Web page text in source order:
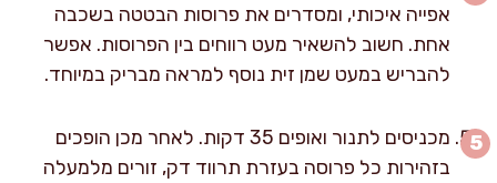
אפייה איכותי, ומסדרים את פרוסות הבטטה בשכבה
אחת. חשוב להשאיר מעט רווחים בין הפרוסות. אפשר
להבריש במעט שמן זית נוסף למראה מבריק במיוחד.
מכניסים לתנור ואופים 35 דקות. לאחר מכן הופכים
בזהירות כל פרוסה בעזרת תרווד דק, זורים מלמעלה